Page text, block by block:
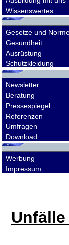
Wissenswertes
Gesetze und
Gesundheit
Ausrüstung
Schutzkleidung
Newsletter
Beratung
Pressespiegel
Referenzen
Umfragen
Download
Werbung
Impressum